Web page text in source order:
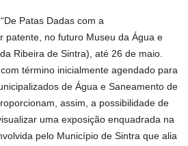
Patas Dadas com a
patente, no futuro Museu da Água e
Ribeira de Sintra), até 26 de maio.
término inicialmente agendado para
de Água e Saneamento de
assim, a possibilidade de
uma exposição enquadrada na
pelo Município de Sintra que alia